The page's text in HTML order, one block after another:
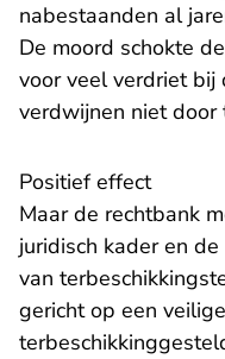
nabestaanden al
De moord schokte
voor veel verdriet bij
verdwijnen niet door
Positief effect
Maar de rechtbank
juridisch kader en
van
gericht op een